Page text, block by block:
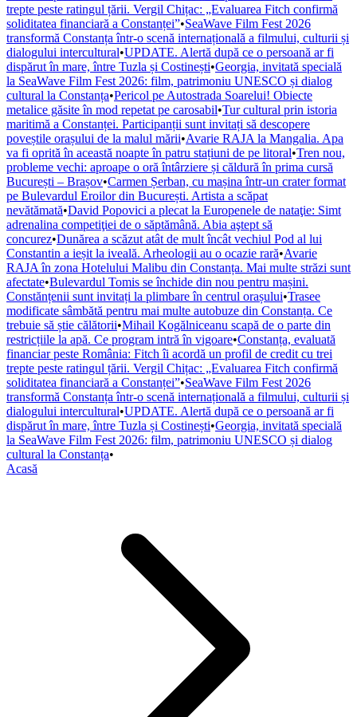
trepte peste ratingul țării. Vergil Chițac: „Evaluarea Fitch confirmă
soliditatea financiară a Constanței”•SeaWave Film Fest 2026
transformă Constanța într-o scenă internațională a filmului, culturii și
dialogului intercultural•UPDATE. Alertă după ce o persoană ar fi
dispărut în mare, între Tuzla și Costinești•Georgia, invitată specială
la SeaWave Film Fest 2026: film, patrimoniu UNESCO și dialog
cultural la Constanța•Pericol pe Autostrada Soarelui! Obiecte
metalice găsite în mod repetat pe carosabil•Tur cultural prin istoria
maritimă a Constanței. Participanții sunt invitați să descopere
poveștile orașului de la malul mării•Avarie RAJA la Mangalia. Apa
va fi oprită în această noapte în patru stațiuni de pe litoral•Tren nou,
probleme vechi: aproape o oră întârziere și căldură în prima cursă
București – Brașov•Carmen Șerban, cu mașina într-un crater format
pe Bulevardul Eroilor din București. Artista a scăpat
nevătămată•David Popovici a plecat la Europenele de nataţie: Simt
adrenalina competiţiei de o săptămână. Abia aştept să
concurez•Dunărea a scăzut atât de mult încât vechiul Pod al lui
Constantin a ieșit la iveală. Arheologii au o ocazie rară•Avarie
RAJA în zona Hotelului Malibu din Constanța. Mai multe străzi sunt
afectate•Bulevardul Tomis se închide din nou pentru mașini.
Constănțenii sunt invitați la plimbare în centrul orașului•Trasee
modificate sâmbătă pentru mai multe autobuze din Constanța. Ce
trebuie să știe călătorii•Mihail Kogălniceanu scapă de o parte din
restricțiile la apă. Ce program intră în vigoare•Constanța, evaluată
financiar peste România: Fitch îi acordă un profil de credit cu trei
trepte peste ratingul țării. Vergil Chițac: „Evaluarea Fitch confirmă
soliditatea financiară a Constanței”•SeaWave Film Fest 2026
transformă Constanța într-o scenă internațională a filmului, culturii și
dialogului intercultural•UPDATE. Alertă după ce o persoană ar fi
dispărut în mare, între Tuzla și Costinești•Georgia, invitată specială
la SeaWave Film Fest 2026: film, patrimoniu UNESCO și dialog
cultural la Constanța•
Acasă